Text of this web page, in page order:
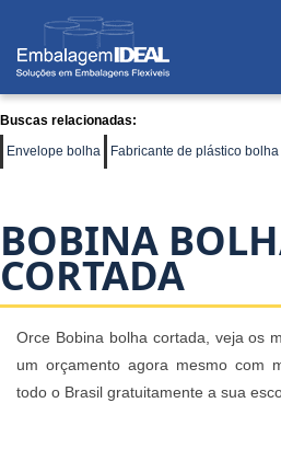
Buscas relacionadas:
Envelope bolha
Fabricante de plástico bolha
BOBINA
CORTADA
Orce Bobina bolha cortada, veja os
um orçamento agora mesmo com
todo o Brasil gratuitamente a sua